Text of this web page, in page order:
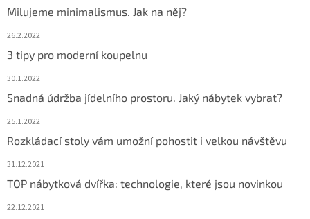
Milujeme minimalismus. Jak na něj?
26.2.2022
3 tipy pro moderní koupelnu
30.1.2022
Snadná údržba jídelního prostoru. Jaký nábytek vybrat?
25.1.2022
Rozkládací stoly vám umožní pohostit i velkou návštěvu
31.12.2021
TOP nábytková dvířka: technologie, které jsou novinkou
22.12.2021